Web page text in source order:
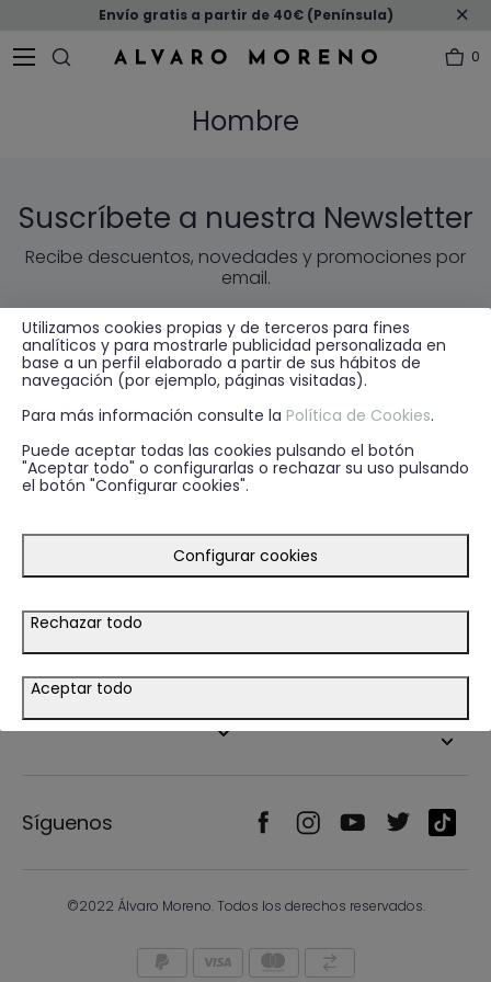
Envío gratis a partir de 40€ (Península)
0
Hombre
Suscríbete a nuestra Newsletter
Recibe descuentos, novedades y promociones por
email.
EMAIL ENVIAR
* He leído y acepto lapolítica de privacidad
Guía de compra
Tiendas
Legal
País/Idioma
Síguenos
©2022 Álvaro Moreno. Todos los derechos reservados.
Utilizamos cookies propias y de terceros para fines
analíticos y para mostrarle publicidad personalizada en
base a un perfil elaborado a partir de sus hábitos de
navegación (por ejemplo, páginas visitadas).
Para más información consulte la Política de Cookies.
Puede aceptar todas las cookies pulsando el botón
"Aceptar todo" o configurarlas o rechazar su uso pulsando
el botón "Configurar cookies".
Configurar cookies
Rechazar todo
Aceptar todo